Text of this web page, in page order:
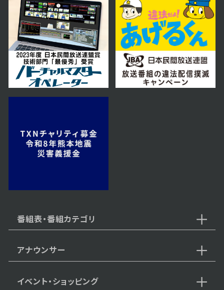
番組表・番組カテゴリ
アナウンサー
イベント・ショッピング